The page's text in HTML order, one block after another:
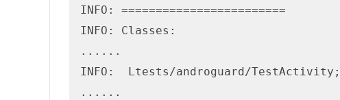
INFO: ========================
INFO: Classes:
......
INFO:  Ltests/androguard/TestActivity;
......